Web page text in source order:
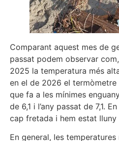
Comparant aquest mes de
passat podem observar
2025 la temperatura més
en el de 2026 el termòmetre
que fa a les mínimes
de 6,1 i l’any passat de 7,1.
cap fretada i hem estat lluny
En general, les